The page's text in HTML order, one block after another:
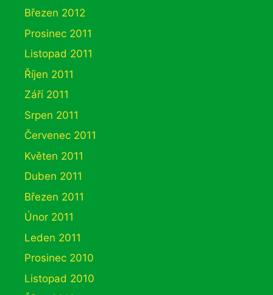
Březen 2012
Prosinec 2011
Listopad 2011
Říjen 2011
Září 2011
Srpen 2011
Červenec 2011
Květen 2011
Duben 2011
Březen 2011
Únor 2011
Leden 2011
Prosinec 2010
Listopad 2010